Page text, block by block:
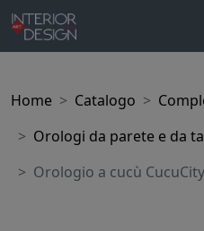
Home Catalogo
Orologi da parete e da
Orologio a cucù